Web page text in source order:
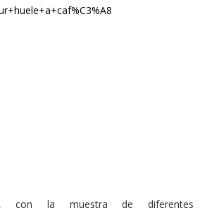
con la muestra de diferentes